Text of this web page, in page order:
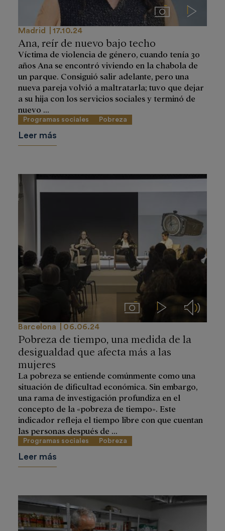
ImágenesVideos
Madrid 17.10.24
Ana, reír de nuevo bajo techo
Víctima de violencia de género, cuando tenía 30
años Ana se encontró viviendo en la chabola de
un parque. Consiguió salir adelante, pero una
nueva pareja volvió a maltratarla; tuvo que dejar
a su hija con los servicios sociales y terminó de
nuevo ...
Programas sociales Pobreza
Leer más
ImágenesVideos Audios
Barcelona 06.06.24
Pobreza de tiempo, una medida de la
desigualdad que afecta más a las
mujeres
La pobreza se entiende comúnmente como una
situación de dificultad económica. Sin embargo,
una rama de investigación profundiza en el
concepto de la «pobreza de tiempo». Este
indicador refleja el tiempo libre con que cuentan
las personas después de ...
Programas sociales Pobreza
Leer más